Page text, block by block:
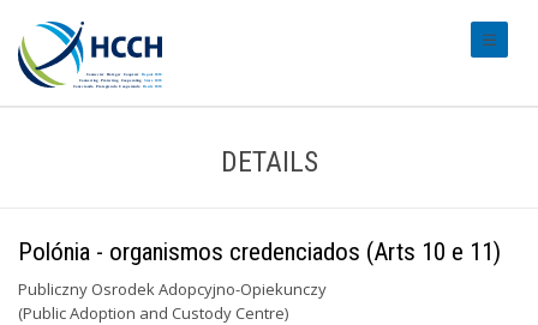
DETAILS
Polónia - organismos credenciados (Arts 10 e 11)
Publiczny Osrodek Adopcyjno-Opiekunczy
(Public Adoption and Custody Centre)